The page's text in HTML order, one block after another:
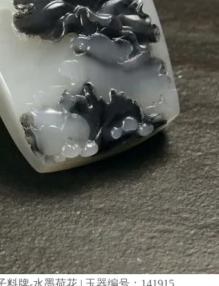
料牌-水墨荷花 | 玉器编号：141915